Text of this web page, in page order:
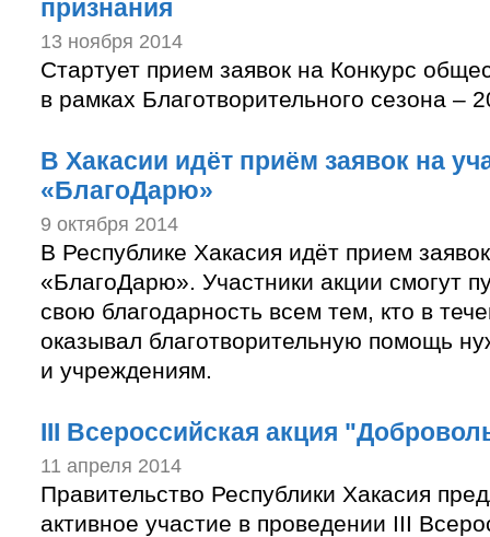
признания
13 ноября 2014
Стартует прием заявок на Конкурс
в рамках Благотворительного сезона –
В Хакасии идёт приём заявок на
«БлагоДарю»
9 октября 2014
В Республике Хакасия идёт прием
«БлагоДарю». Участники акции смогут
свою благодарность всем тем, кто в
оказывал благотворительную помощь
и учреждениям.
III Всероссийская акция
11 апреля 2014
Правительство Республики Хакасия
активное участие в проведении III